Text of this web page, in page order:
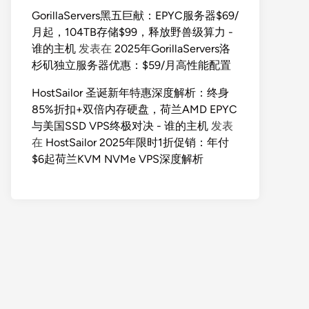
GorillaServers黑五巨献：EPYC服务器$69/
月起，104TB存储$99，释放野兽级算力 -
谁的主机 发表在 2025年GorillaServers洛
杉矶独立服务器优惠：$59/月高性能配置
HostSailor 圣诞新年特惠深度解析：终身
85%折扣+双倍内存硬盘，荷兰AMD EPYC
与美国SSD VPS终极对决 - 谁的主机 发表
在 HostSailor 2025年限时1折促销：年付
$6起荷兰KVM NVMe VPS深度解析